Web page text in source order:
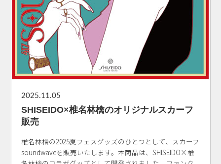
2025.11.05
SHISEIDO×椎名林檎のオリジナルスカーフ
販売
椎名林檎の2025夏フェスグッズのひとつとして、スカーフ
soundwaveを販売いたします。本商品は、SHISEIDO×椎